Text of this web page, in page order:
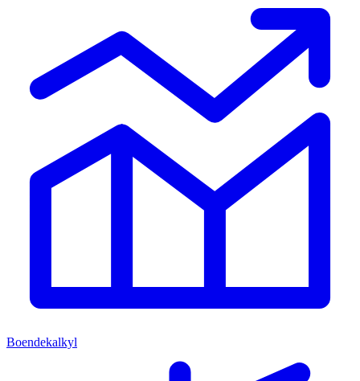
Boendekalkyl